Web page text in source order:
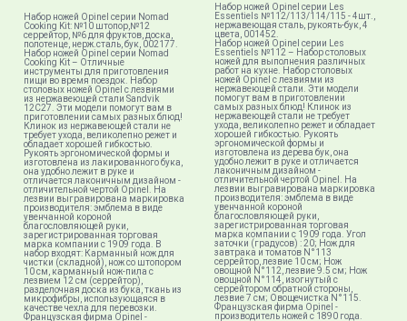
Набор ножей Opinel серии Nomad
Cooking Kit: №10 штопор,№12
серрейтор, №6 для фруктов, доска,
полотенце, нерж.сталь, бук, 002177.
Набор ножей Opinel серии Nomad
Cooking Kit – Отличные
инструменты для приготовления
пищи во время поездок. Набор
столовых ножей Opinel с лезвиями
из нержавеющей стали Sandvik
12C27. Эти модели помогут вам в
приготовлении самых разных блюд!
Клинок из нержавеющей стали не
требует ухода, великолепно режет и
обладает хорошей гибкостью.
Рукоять эргономической формы и
изготовлена из лакированного бука,
она удобно лежит в руке и
отличается лаконичным дизайном -
отличительной чертой Opinel. На
лезвии выгравирована маркировка
производителя: эмблема в виде
увенчанной короной
благословляющей руки,
зарегистрированная торговая
марка компании с 1909 года. В
набор входят: Карманный нож для
чистки (складной), нож со штопором
10 см, карманный нож-пила с
лезвием 12 см (серрейтор),
разделочная доска из бука, ткань из
микрофибры, использующаяся в
качестве чехла для перевозки.
Французская фирма Opinel -
Набор ножей Opinel серии Les
Essentiels №112/113/114/115 - 4шт.,
нержавеющая сталь, рукоять-бук, 4
цвета, 001452.
Набор ножей Opinel серии Les
Essentiels №112 – Набор столовых
ножей для выполнения различных
работ на кухне. Набор столовых
ножей Opinel с лезвиями из
нержавеющей стали. Эти модели
помогут вам в приготовлении
самых разных блюд! Клинок из
нержавеющей стали не требует
ухода, великолепно режет и обладает
хорошей гибкостью. Рукоять
эргономической формы и
изготовлена из дерева бук, она
удобно лежит в руке и отличается
лаконичным дизайном -
отличительной чертой Opinel. На
лезвии выгравирована маркировка
производителя: эмблема в виде
увенчанной короной
благословляющей руки,
зарегистрированная торговая
марка компании с 1909 года. Угол
заточки (градусов) : 20; Нож для
завтрака и томатов N°113
серрейтор, лезвие 10 см; Нож
овощной N°112, лезвие 9.5 см; Нож
овощной N°114, изогнутый с
серрейтором обратной стороны,
лезвие 7 см; Овощечистка N°115.
Французская фирма Opinel -
производитель ножей с 1890 года.